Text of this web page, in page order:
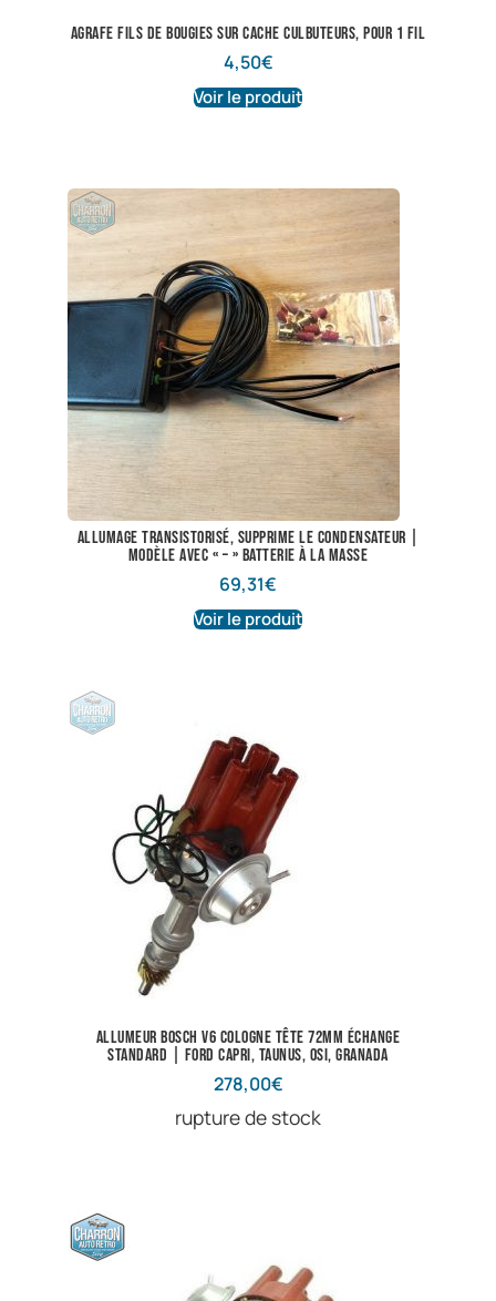
Agrafe fils de bougies sur cache culbuteurs, pour 1 fil
4,50€
Voir le produit
Allumage transistorisé, supprime le condensateur |
Modèle avec « – » batterie à la masse
69,31€
Voir le produit
Allumeur Bosch V6 Cologne tête 72mm échange
standard | Ford Capri, Taunus, Osi, Granada
278,00€
rupture de stock